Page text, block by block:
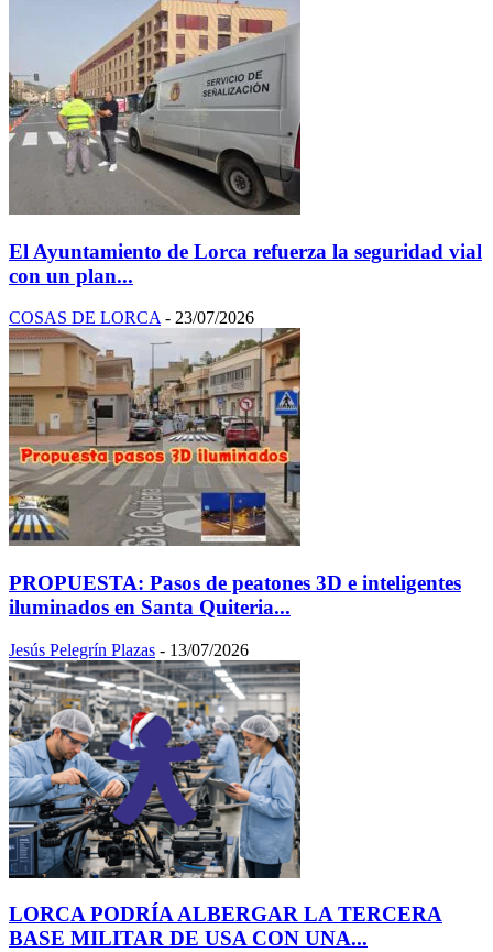
El Ayuntamiento de Lorca refuerza la seguridad vial
con un plan...
COSAS DE LORCA - 23/07/2026
PROPUESTA: Pasos de peatones 3D e inteligentes
iluminados en Santa Quiteria...
Jesús Pelegrín Plazas - 13/07/2026
LORCA PODRÍA ALBERGAR LA TERCERA
BASE MILITAR DE USA CON UNA...